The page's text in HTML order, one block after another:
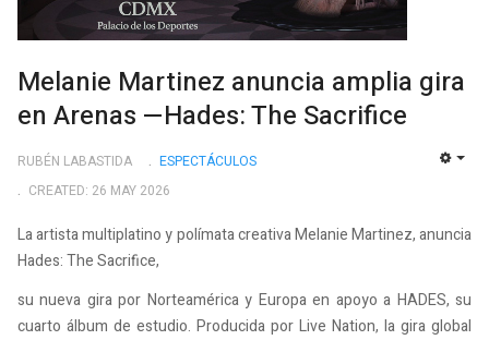
Melanie Martinez anuncia amplia gira
en Arenas —Hades: The Sacrifice
RUBÉN LABASTIDA
ESPECTÁCULOS
CREATED: 26 MAY 2026
La artista multiplatino y polímata creativa Melanie Martinez, anuncia
Hades: The Sacrifice,
su nueva gira por Norteamérica y Europa en apoyo a HADES, su
cuarto álbum de estudio. Producida por Live Nation, la gira global